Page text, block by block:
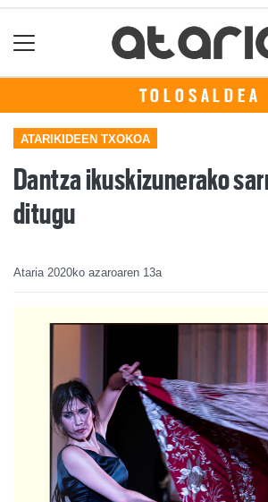
TOLOSALDEA
ATARIKIDEEN TXOKOA
Dantza ikuskizunerako
ditugu
Ataria 2020ko azaroaren 13a